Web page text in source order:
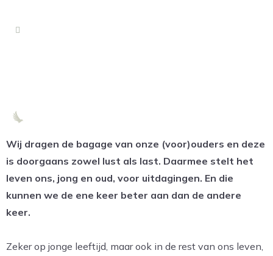
Wij dragen de bagage van onze (voor)ouders en deze
is doorgaans zowel lust als last. Daarmee stelt het
leven ons, jong en oud, voor uitdagingen. En die
kunnen we de ene keer beter aan dan de andere
keer.
Zeker op jonge leeftijd, maar ook in de rest van ons leven,